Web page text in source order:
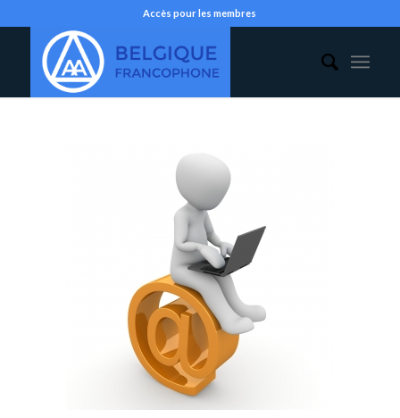
Accès pour les membres